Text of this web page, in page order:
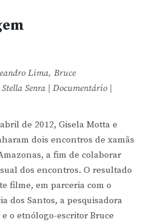
Lima, Bruce
Senra | Documentário |
de 2012, Gisela Motta e
dois encontros de xamãs
a fim de colaborar
dos encontros. O resultado
filme, em parceria com o
dos Santos, a pesquisadora
o etnólogo-escritor Bruce